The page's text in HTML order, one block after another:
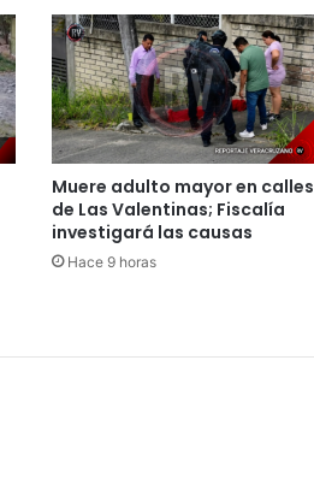
Muere adulto mayor en calles
de Las Valentinas; Fiscalía
investigará las causas
Hace 9 horas